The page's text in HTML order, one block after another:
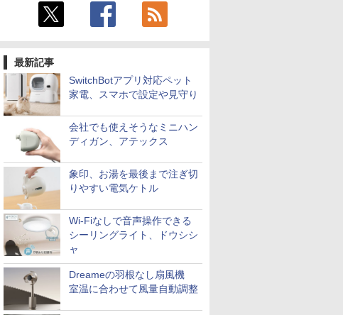
最新記事
SwitchBotアプリ対応ペット
家電、スマホで設定や見守り
会社でも使えそうなミニハン
ディガン、アテックス
象印、お湯を最後まで注ぎ切
りやすい電気ケトル
Wi-Fiなしで音声操作できる
シーリングライト、ドウシシ
ャ
Dreameの羽根なし扇風機
室温に合わせて風量自動調整